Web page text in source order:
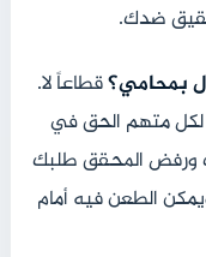
ضدك.
قطاعاً لا.
لكل متهم الحق في
ورفض المحقق طلبك
الطعن فيه أمام